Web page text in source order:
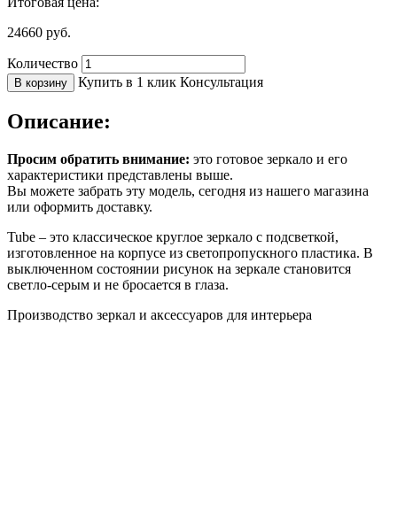
24660 руб.
Количество
В корзину Купить в 1 клик Консультация
Описание:
Просим обратить внимание: это готовое зеркало и его
характеристики представлены выше.
Вы можете забрать эту модель, сегодня из нашего магазина
или оформить доставку.
Tube – это классическое круглое зеркало с подсветкой,
изготовленное на корпусе из светопропускного пластика. В
выключенном состоянии рисунок на зеркале становится
светло-серым и не бросается в глаза.
Производство зеркал и аксессуаров для интерьера